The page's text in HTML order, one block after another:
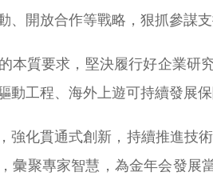
、開放合作等戰略，狠抓參謀
本質要求，堅決履行好企業研
動工程、海外上遊可持續發展
強化貫通式創新，持續推進技
彙聚專家智慧，為金年会發展